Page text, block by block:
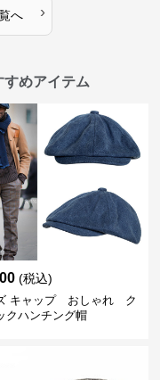
へ ›
すめアイテム
(税込)
キャップ おしゃれ ク
クハンチング帽